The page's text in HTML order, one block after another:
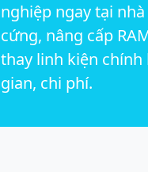
nghiệp ngay tại
cứng, nâng cấp
thay linh kiện
gian, chi phí.